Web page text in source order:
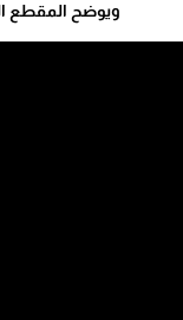
ويوضح المقطع